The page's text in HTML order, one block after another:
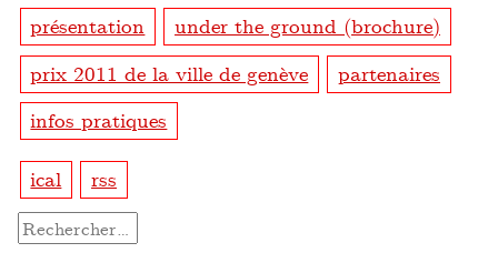
présentation
under the ground (brochure)
prix 2011 de la ville de genève
partenaires
infos pratiques
ical rss
Rechercher :